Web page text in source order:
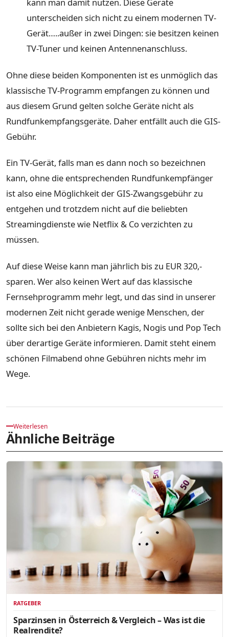
unterscheiden sich nicht zu einem modernen TV-
Gerät…..außer in zwei Dingen: sie besitzen keinen
TV-Tuner und keinen Antennenanschluss.
Ohne diese beiden Komponenten ist es unmöglich das
klassische TV-Programm empfangen zu können und
aus diesem Grund gelten solche Geräte nicht als
Rundfunkempfangsgeräte. Daher entfällt auch die GIS-
Gebühr.
Ein TV-Gerät, falls man es dann noch so bezeichnen
kann, ohne die entsprechenden Rundfunkempfänger
ist also eine Möglichkeit der GIS-Zwangsgebühr zu
entgehen und trotzdem nicht auf die beliebten
Streamingdienste wie Netflix & Co verzichten zu
müssen.
Auf diese Weise kann man jährlich bis zu EUR 320,-
sparen. Wer also keinen Wert auf das klassische
Fernsehprogramm mehr legt, und das sind in unserer
modernen Zeit nicht gerade wenige Menschen, der
sollte sich bei den Anbietern Kagis, Nogis und Pop Tech
über derartige Geräte informieren. Damit steht einem
schönen Filmabend ohne Gebühren nichts mehr im
Wege.
Weiterlesen
Ähnliche Beiträge
RATGEBER
Sparzinsen in Österreich & Vergleich – Was ist die
Realrendite?